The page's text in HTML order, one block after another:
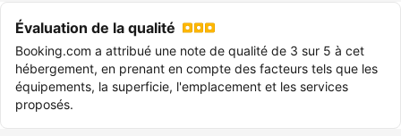
Évaluation de la qualité
Booking.com a attribué une note de qualité de 3 sur 5 à cet
hébergement, en prenant en compte des facteurs tels que les
équipements, la superficie, l'emplacement et les services
proposés.